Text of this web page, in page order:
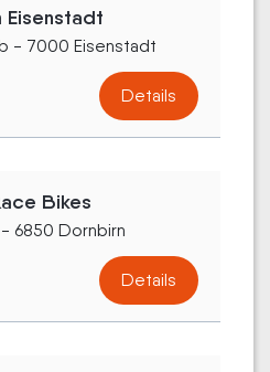
Eisenstadt
- 7000 Eisenstadt
Details
Bikes
6850 Dornbirn
Details